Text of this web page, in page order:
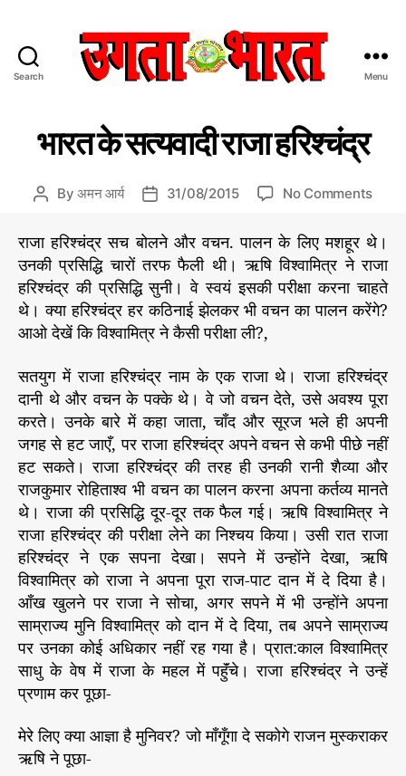
Search
ता
भा
त
दी
स
मा
चा
र
त्र
Menu
r
i
e
s
भारत के सत्यवादी राजा हरिश्चंद्र
P
s
t
a
u
h
r
Byअमन आर्य
P
s
t
d
a
t
e
31/08/2015 No Commentso
भा
र
त
के
स
दी
रा
जा
ह
रि
श्चं
द्र
राजा हरिश्चंद्र सच बोलने और वचन. पालन के लिए मशहूर थे।
उनकी प्रसिद्धि चारों तरफ फैली थी। ऋषि विश्वामित्र ने राजा
हरिश्चंद्र की प्रसिद्धि सुनी। वे स्वयं इसकी परीक्षा करना चाहते
थे। क्या हरिश्चंद्र हर कठिनाई झेलकर भी वचन का पालन करेंगे?
आओ देखें कि विश्वामित्र ने कैसी परीक्षा ली?,
सतयुग में राजा हरिश्चंद्र नाम के एक राजा थे। राजा हरिश्चंद्र
दानी थे और वचन के पक्के थे। वे जो वचन देते, उसे अवश्य पूरा
करते। उनके बारे में कहा जाता, चाँद और सूरज भले ही अपनी
जगह से हट जाएँ, पर राजा हरिश्चंद्र अपने वचन से कभी पीछे नहीं
हट सकते। राजा हरिश्चंद्र की तरह ही उनकी रानी शैव्या और
राजकुमार रोहिताश्व भी वचन का पालन करना अपना कर्तव्य मानते
थे। राजा की प्रसिद्धि दूर-दूर तक फैल गई। ऋषि विश्वामित्र ने
राजा हरिश्चंद्र की परीक्षा लेने का निश्चय किया। उसी रात राजा
हरिश्चंद्र ने एक सपना देखा। सपने में उन्होंने देखा, ऋषि
विश्वामित्र को राजा ने अपना पूरा राज-पाट दान में दे दिया है।
आँख खुलने पर राजा ने सोचा, अगर सपने में भी उन्होंने अपना
साम्राज्य मुनि विश्वामित्र को दान में दे दिया, तब अपने साम्राज्य
पर उनका कोई अधिकार नहीं रह गया है। प्रात:काल विश्वामित्र
साधु के वेष में राजा के महल में पहॅुंचे। राजा हरिश्चंद्र ने उन्हें
प्रणाम कर पूछा-
मेरे लिए क्या आज्ञा है मुनिवर? जो माँगूँगा दे सकोगे राजन मुस्कराकर
ऋषि ने पूछा-